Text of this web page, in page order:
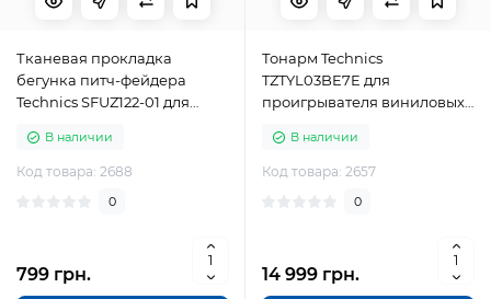
Тканевая прокладка
бегунка питч-фейдера
Technics SFUZ122-01 для
пластинок
В наличии
Код товара: 2688
0
799 грн.
Тонарм Technics
TZTYL03BE7E для
проигрывателя виниловых
В наличии
Код товара: 2657
0
14 999 грн.